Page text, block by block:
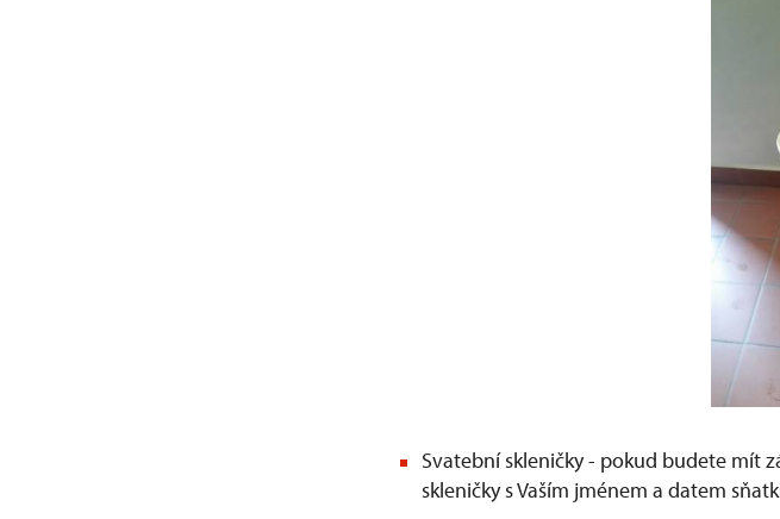
Svatební skleničky - pokud budete mít
skleničky s Vaším jménem a datem